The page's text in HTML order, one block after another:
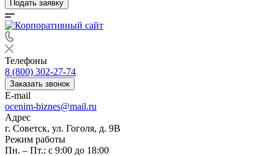
Подать заявку
Телефоны
8 (800) 302-27-74
Заказать звонок
E-mail
ocenim-biznes@mail.ru
Адрес
г. Советск, ул. Гоголя, д. 9В
Режим работы
Пн. – Пт.: с 9:00 до 18:00